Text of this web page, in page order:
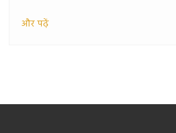
अलावा कमाल अख्तर को विधानसभा में
और पढ़ें